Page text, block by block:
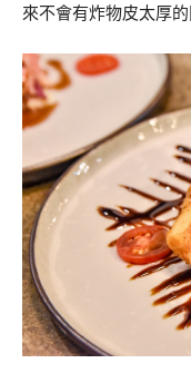
來不會有炸物皮太厚